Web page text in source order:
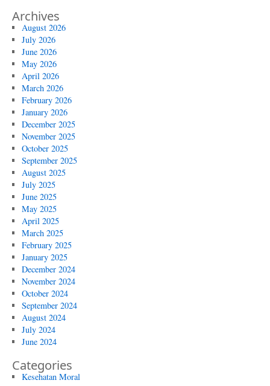
Archives
August 2026
July 2026
June 2026
May 2026
April 2026
March 2026
February 2026
January 2026
December 2025
November 2025
October 2025
September 2025
August 2025
July 2025
June 2025
May 2025
April 2025
March 2025
February 2025
January 2025
December 2024
November 2024
October 2024
September 2024
August 2024
July 2024
June 2024
Categories
Kesehatan Moral